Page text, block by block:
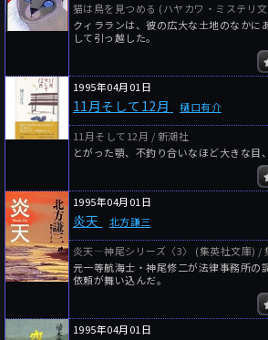
猫は鳥を見つめる (ハヤカワ・ミステリ
クィラランは、彼の広大な土地のなかに
して引っ越した。
1995年04月01日
11月そして12月 樋口有介
11月そして12月 / 新潮社
とがった顎、不釣り合いなほど大きな目
1995年04月01日
炎天 北方謙三
炎天―神尾シリーズ〈3〉 (集英社文庫) /
元一等航海士・神尾修二が法律事務所の
依頼が舞い込んだ。
1995年04月01日